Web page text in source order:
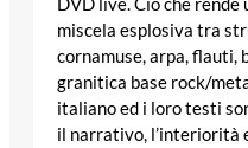
DVD live. Ciò che rende
miscela esplosiva tra
cornamuse, arpa, flauti,
granitica base rock/
italiano ed i loro testi
il narrativo, l’interiorità